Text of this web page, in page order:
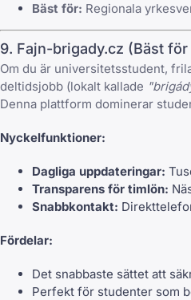
Bäst för: Regionala
9. Fajn-brigady.cz (Bäst
Om du är universitetsstudent,
deltidsjobb (lokalt kallade
Denna plattform dominerar
Nyckelfunktioner:
Dagliga uppdateringar:
Transparens för timlön:
Snabbkontakt:
Fördelar:
Det snabbaste sättet att
Perfekt för studenter som